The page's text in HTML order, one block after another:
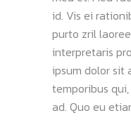
id. Vis ei
purto zril
interpretaris
ipsum dolor sit
temporibus
ad. Quo eu